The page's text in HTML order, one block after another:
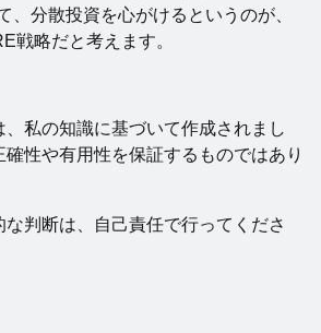
、分散投資を心がけるというのが、
戦略だと考えます。
、私の知識に基づいて作成されまし
性や有用性を保証するものではあり
判断は、自己責任で行ってくださ